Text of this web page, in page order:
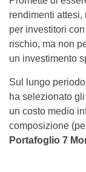
rendimenti
per investitori
rischio, ma non
un investimento
Sul lungo
ha selezionato
un costo medio
composizione
Portafoglio 7